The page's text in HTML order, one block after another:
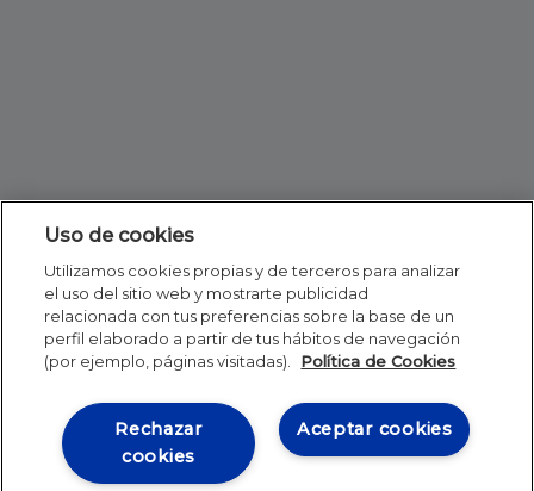
Uso de cookies
Utilizamos cookies propias y de terceros para analizar
el uso del sitio web y mostrarte publicidad
relacionada con tus preferencias sobre la base de un
perfil elaborado a partir de tus hábitos de navegación
(por ejemplo, páginas visitadas).
Política de Cookies
Aceptar cookies
Rechazar
cookies